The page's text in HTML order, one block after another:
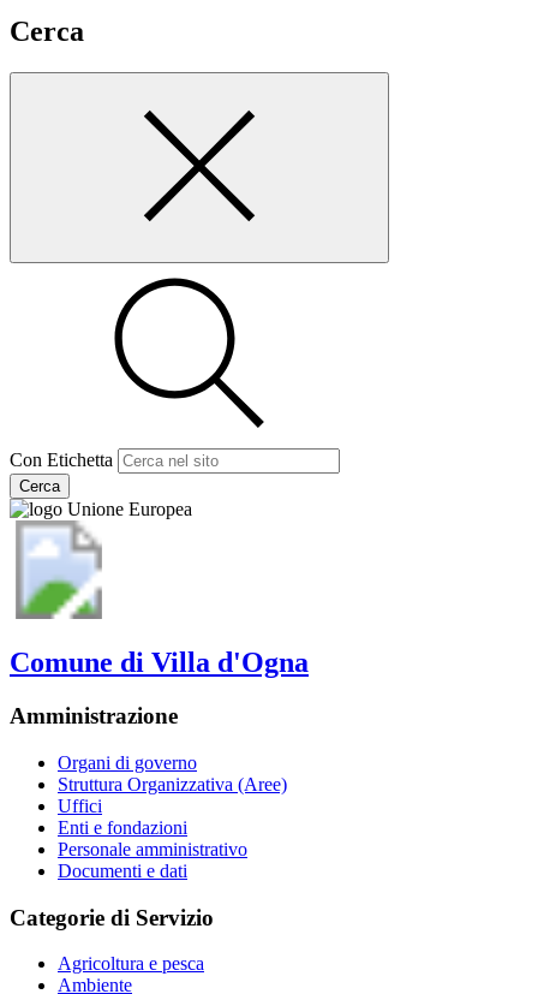
Cerca
Con Etichetta
Cerca
Comune di Villa d'Ogna
Amministrazione
Organi di governo
Struttura Organizzativa (Aree)
Uffici
Enti e fondazioni
Personale amministrativo
Documenti e dati
Categorie di Servizio
Agricoltura e pesca
Ambiente